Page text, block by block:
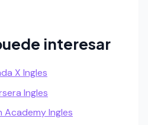
interesar
X Ingles
Ingles
Academy Ingles